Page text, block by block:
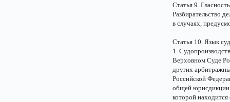
Статья 9.
Разбирательство
в случаях,
Статья 10. Язык
1.
Верховном Суде
других
Российской
общей юрисдикции
которой находится